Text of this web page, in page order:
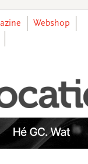
Webshop